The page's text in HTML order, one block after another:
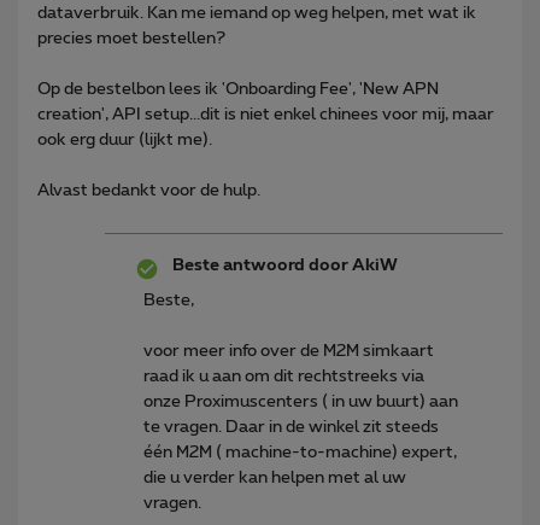
dataverbruik. Kan me iemand op weg helpen, met wat ik
precies moet bestellen?
Op de bestelbon lees ik 'Onboarding Fee', 'New APN
creation', API setup...dit is niet enkel chinees voor mij, maar
ook erg duur (lijkt me).
Alvast bedankt voor de hulp.
Beste antwoord door AkiW
Beste,
voor meer info over de M2M simkaart
raad ik u aan om dit rechtstreeks via
onze Proximuscenters ( in uw buurt) aan
te vragen. Daar in de winkel zit steeds
één M2M ( machine-to-machine) expert,
die u verder kan helpen met al uw
vragen.